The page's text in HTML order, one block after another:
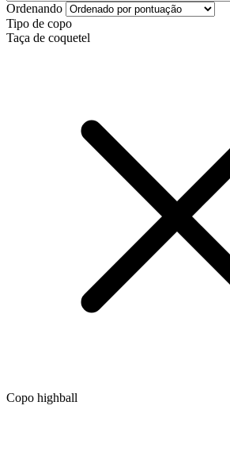
Ordenando
Tipo de copo
Taça de coquetel
Copo highball